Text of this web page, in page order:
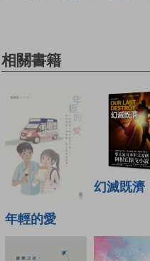
相關書籍
年輕的愛
幻滅既濟